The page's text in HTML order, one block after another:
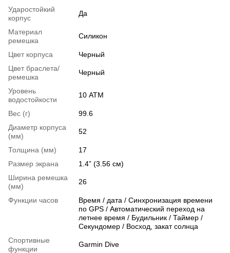
Ударостойкий
корпус
Да
Материал
ремешка
Силикон
Цвет корпуса
Черный
Цвет браслета/
ремешка
Черный
Уровень
водостойкости
10 АТМ
Вес (г)
99.6
Диаметр корпуса
(мм)
52
Толщина (мм)
17
Размер экрана
1.4” (3.56 см)
Ширина ремешка
(мм)
26
Функции часов
Время / дата / Синхронизация времени
по GPS / Автоматический переход на
летнее время / Будильник / Таймер /
Секундомер / Восход, закат солнца
Спортивные
функции
Garmin Dive